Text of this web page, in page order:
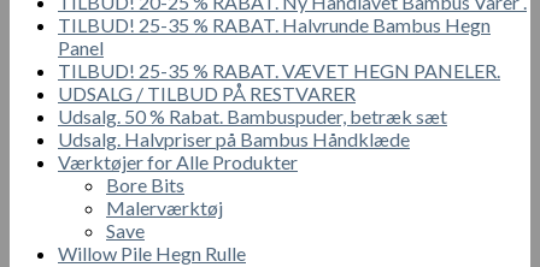
TILBUD! 25-35 % RABAT. Halvrunde Bambus Hegn
Panel
TILBUD! 25-35 % RABAT. VÆVET HEGN PANELER.
UDSALG / TILBUD PÅ RESTVARER
Udsalg. 50 % Rabat. Bambuspuder, betræk sæt
Udsalg. Halvpriser på Bambus Håndklæde
Værktøjer for Alle Produkter
Bore Bits
Malerværktøj
Save
Willow Pile Hegn Rulle